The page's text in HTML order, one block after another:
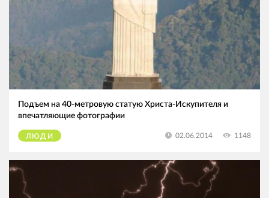
Подъем на 40-метровую статую Христа-Искупителя и
впечатляющие фотографии
ЛЮДИ 02.06.2014 1148